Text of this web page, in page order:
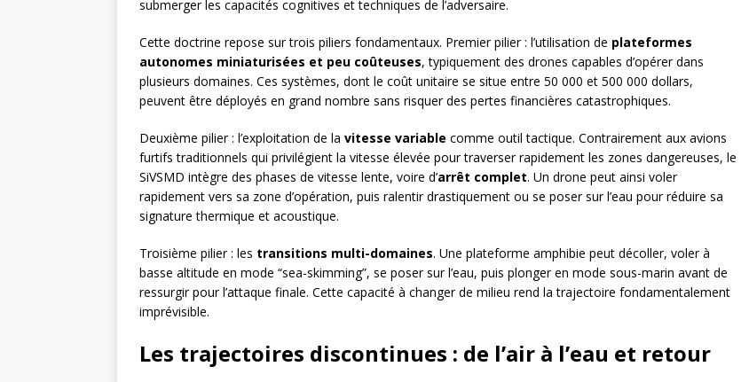
submerger les capacités cognitives et techniques de l’adversaire.
Cette doctrine repose sur trois piliers fondamentaux. Premier pilier : l’utilisation de plateformes
autonomes miniaturisées et peu coûteuses, typiquement des drones capables d’opérer dans
plusieurs domaines. Ces systèmes, dont le coût unitaire se situe entre 50 000 et 500 000 dollars,
peuvent être déployés en grand nombre sans risquer des pertes financières catastrophiques.
Deuxième pilier : l’exploitation de la vitesse variable comme outil tactique. Contrairement aux avions
furtifs traditionnels qui privilégient la vitesse élevée pour traverser rapidement les zones dangereuses, le
SiVSMD intègre des phases de vitesse lente, voire d’arrêt complet. Un drone peut ainsi voler
rapidement vers sa zone d’opération, puis ralentir drastiquement ou se poser sur l’eau pour réduire sa
signature thermique et acoustique.
Troisième pilier : les transitions multi-domaines. Une plateforme amphibie peut décoller, voler à
basse altitude en mode “sea-skimming”, se poser sur l’eau, puis plonger en mode sous-marin avant de
ressurgir pour l’attaque finale. Cette capacité à changer de milieu rend la trajectoire fondamentalement
imprévisible.
Les trajectoires discontinues : de l’air à l’eau et retour